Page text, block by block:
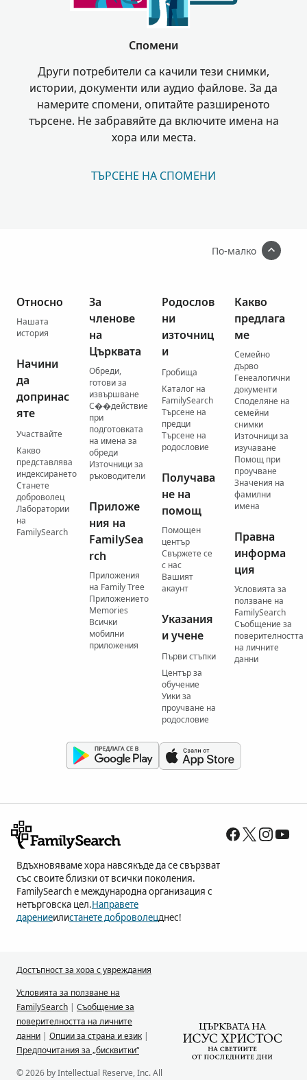
Спомени
Други потребители са качили тези снимки,
истории, документи или аудио файлове. За да
намерите спомени, опитайте разширеното
търсене. Не забравяйте да включите имена на
хора или места.
ТЪРСЕНЕ НА СПОМЕНИ
По-малко
Относно
Нашата
история
Начини
да
допринас
яте
Участвайте
Какво
представлява
индексирането
Станете
доброволец
Лаборатории
на
FamilySearch
За
членове
на
Църквата
Обреди,
готови за
извършване
С��действие
при
подготовката
на имена за
обреди
Източници за
ръководители
Приложе
ния на
FamilySea
rch
Приложения
на Family Tree
Приложението
Memories
Всички
мобилни
приложения
Родослов
ни
източниц
и
Гробища
Каталог на
FamilySearch
Търсене на
предци
Търсене на
родословие
Получава
не на
помощ
Помощен
център
Свържете се
с нас
Вашият
акаунт
Указания
и учене
Първи стъпки
Център за
обучение
Уики за
проучване на
родословие
Какво
предлага
ме
Семейно
дърво
Генеалогични
документи
Споделяне на
семейни
снимки
Източници за
изучаване
Помощ при
проучване
Значения на
фамилни
имена
Правна
информа
ция
Условията за
ползване на
FamilySearch
Съобщение за
поверителността
на личните
данни
Вдъхновяваме хора навсякъде да се свързват
със своите близки от всички поколения.
FamilySearch е международна организация с
нетърговска цел.Направете
дарениеилистанете доброволецднес!
Достъпност за хора с увреждания
Условията за ползване на
FamilySearch | Съобщение за
поверителността на личните
данни | Опции за страна и език |
Предпочитания за „бисквитки“
© 2026 by Intellectual Reserve, Inc. All